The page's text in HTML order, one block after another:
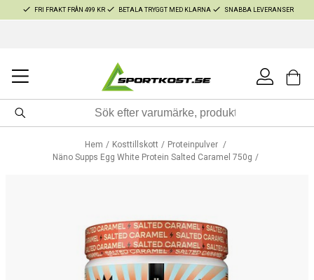
FRI FRAKT FRÅN 499 KR BETALA TRYGGT MED KLARNA SNABBA LEVERANSER
Hem Kosttillskott
Proteinpulver
Näno Supps Egg White Protein Salted Caramel 750g